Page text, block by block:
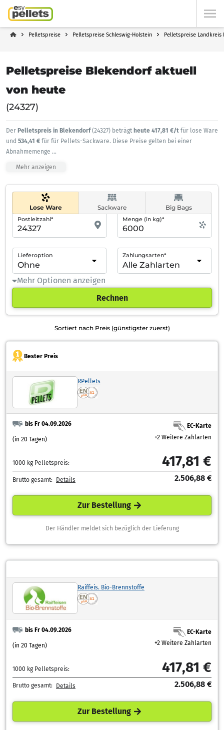
Pelletspreise Pelletspreise Schleswig-Holstein Pelletspreise Landkreis
Pelletspreise Blekendorf aktuell
von heute
(24327)
Der Pelletspreis in Blekendorf(24327) beträgt heute 417,81 €/t für lose Ware
und 534,41 € für für Pellets-Sackware. Diese Preise gelten bei einer
Abnahmemenge ...
Mehr anzeigen
Lose Ware Sackware Big Bags
Postleitzahl* Menge (in kg)*
Lieferoption Zahlungsarten*
Mehr Optionen anzeigen
Rechnen
Sortiert nach Preis (günstigster zuerst)
Bester Preis
RPellets
bis Fr 04.09.2026
(in 20 Tagen)
EC-Karte
+2 Weitere Zahlarten
1000 kg Pelletspreis: 417,81 €
Brutto gesamt: Details 2.506,88 €
Zur Bestellung
Der Händler meldet sich bezüglich der Lieferung
Raiffeis. Bio-Brennstoffe
bis Fr 04.09.2026
(in 20 Tagen)
EC-Karte
+2 Weitere Zahlarten
1000 kg Pelletspreis: 417,81 €
Brutto gesamt: Details 2.506,88 €
Zur Bestellung